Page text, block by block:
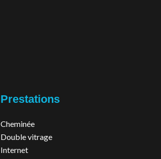
Prestations
Cheminée
Double vitrage
Internet